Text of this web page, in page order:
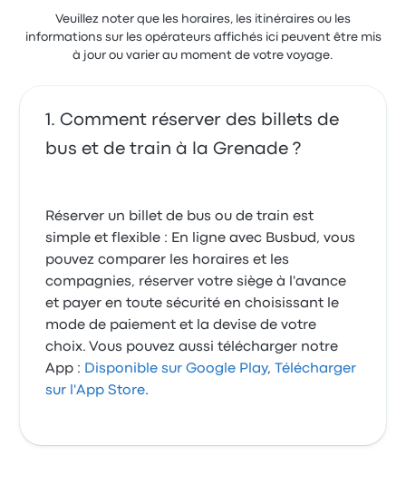
Veuillez noter que les horaires, les itinéraires ou les
informations sur les opérateurs affichés ici peuvent être mis
à jour ou varier au moment de votre voyage.
Comment réserver des billets de
bus et de train à la Grenade ?
Réserver un billet de bus ou de train est
simple et flexible : En ligne avec Busbud, vous
pouvez comparer les horaires et les
compagnies, réserver votre siège à l'avance
et payer en toute sécurité en choisissant le
mode de paiement et la devise de votre
choix. Vous pouvez aussi télécharger notre
App : Disponible sur Google Play,
Télécharger
sur l'App Store.